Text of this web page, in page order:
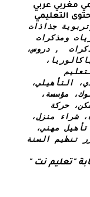
مغربي عربي
للمحتوى التعليمي